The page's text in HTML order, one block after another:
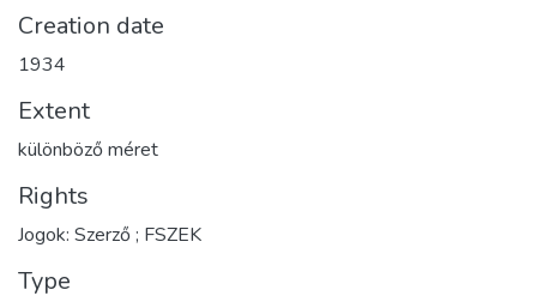
Creation date
1934
Extent
különböző méret
Rights
Jogok: Szerző ; FSZEK
Type